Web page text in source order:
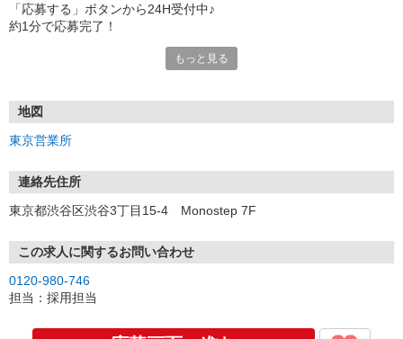
「応募する」ボタンから24H受付中♪
約1分で応募完了！
①応募から3営業日を目安に、メールorお電話でご連絡します。
★スマホでWEB面接（LINEなど）・出張面接・事務所面接と選べま
す
③面接実施（履歴書不要）
※ご希望があれば、職場見学の調整もOKです！
お気軽にご応募ください♪
もっと見る
地図
東京営業所
連絡先住所
東京都渋谷区渋谷3丁目15-4 Monostep 7F
この求人に関するお問い合わせ
0120-980-746
担当：採用担当